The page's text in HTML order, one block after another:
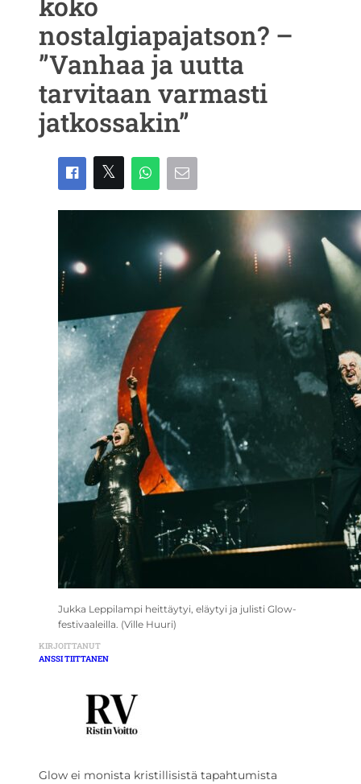
nostalgiapajatson? –
”Vanhaa ja uutta
tarvitaan varmasti
jatkossakin”
Jukka Leppilampi heittäytyi, eläytyi ja julisti Glow-
festivaaleilla. (Ville Huuri)
KIRJOITTANUT
ANSSI TIITTANEN
Glow ei monista kristillisistä tapahtumista